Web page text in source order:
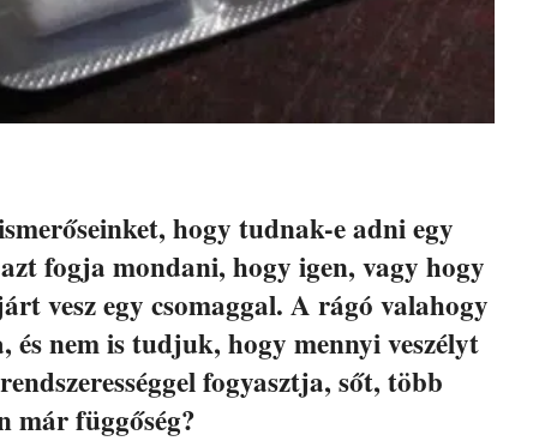
hogy tudnak-e adni egy
fogja mondani, hogy igen, vagy hogy
vesz egy csomaggal. A rágó valahogy
nem is tudjuk, hogy mennyi veszélyt
fogyasztja, sőt, több
már függőség?